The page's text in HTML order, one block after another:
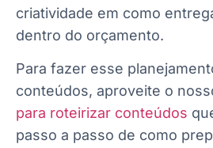
criatividade em como
dentro do orçamento.
Para fazer esse
conteúdos, aproveite o
para roteirizar conteúdos
passo a passo de como